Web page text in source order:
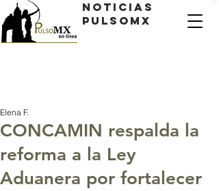
Noticias
PulsoMX
CONCAMIN respalda la
reforma a la Ley
Aduanera por fortalecer
Elena F.